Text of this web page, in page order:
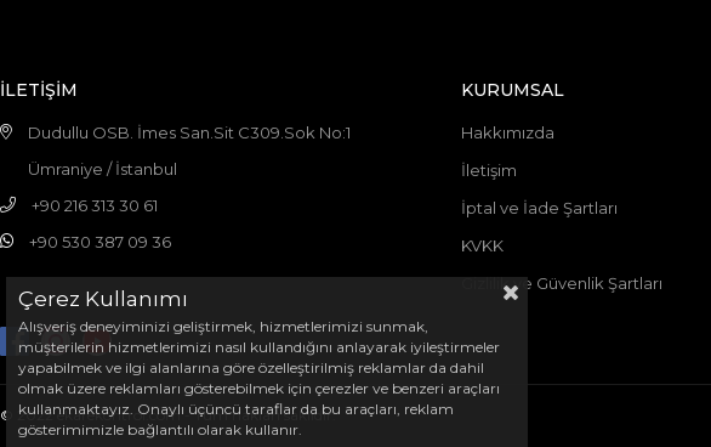
İLETİŞİM
Dudullu OSB. İmes San.Sit C309.Sok No:1
Ümraniye / İstanbul
+90 216 313 30 61
+90 530 387 09 36
KURUMSAL
Hakkımızda
İletişim
İptal ve İade Şartları
KVKK
Gizlilik ve Güvenlik Şartları
© 2022 ekarekontrol.com - Tüm hakları saklıdır.
Çerez Kullanımı
Alışveriş deneyiminizi geliştirmek, hizmetlerimizi sunmak,
müşterilerin hizmetlerimizi nasıl kullandığını anlayarak iyileştirmeler
yapabilmek ve ilgi alanlarına göre özelleştirilmiş reklamlar da dahil
olmak üzere reklamları gösterebilmek için çerezler ve benzeri araçları
kullanmaktayız. Onaylı üçüncü taraflar da bu araçları, reklam
gösterimimizle bağlantılı olarak kullanır.